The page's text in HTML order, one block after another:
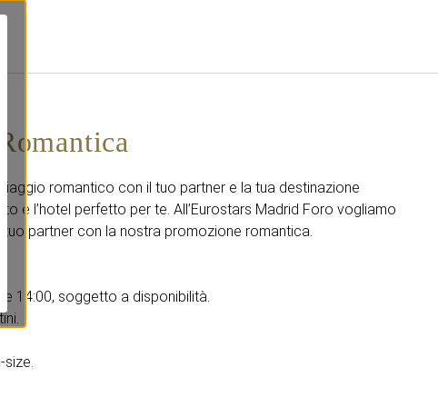
romantico con il tuo partner e la tua destinazione
è l’hotel perfetto per te. All’Eurostars Madrid Foro vogliamo
tuo partner con la nostra promozione romantica.
14:00, soggetto a disponibilità.
size.